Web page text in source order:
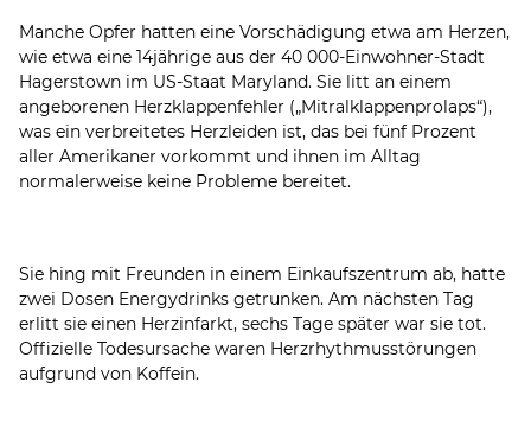
Manche Opfer hatten eine Vorschädigung etwa am Herzen,
wie etwa eine 14jährige aus der 40 000-Einwohner-Stadt
Hagerstown im US-Staat Maryland. Sie litt an einem
angeborenen Herzklappenfehler („Mitralklappenprolaps“),
was ein verbreitetes Herzleiden ist, das bei fünf Prozent
aller Amerikaner vorkommt und ihnen im Alltag
normalerweise keine Probleme bereitet.
Sie hing mit Freunden in einem Einkaufszentrum ab, hatte
zwei Dosen Energydrinks getrunken. Am nächsten Tag
erlitt sie einen Herzinfarkt, sechs Tage später war sie tot.
Offizielle Todesursache waren Herzrhythmusstörungen
aufgrund von Koffein.